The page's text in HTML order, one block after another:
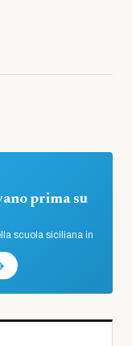
prima su
scuola siciliana in